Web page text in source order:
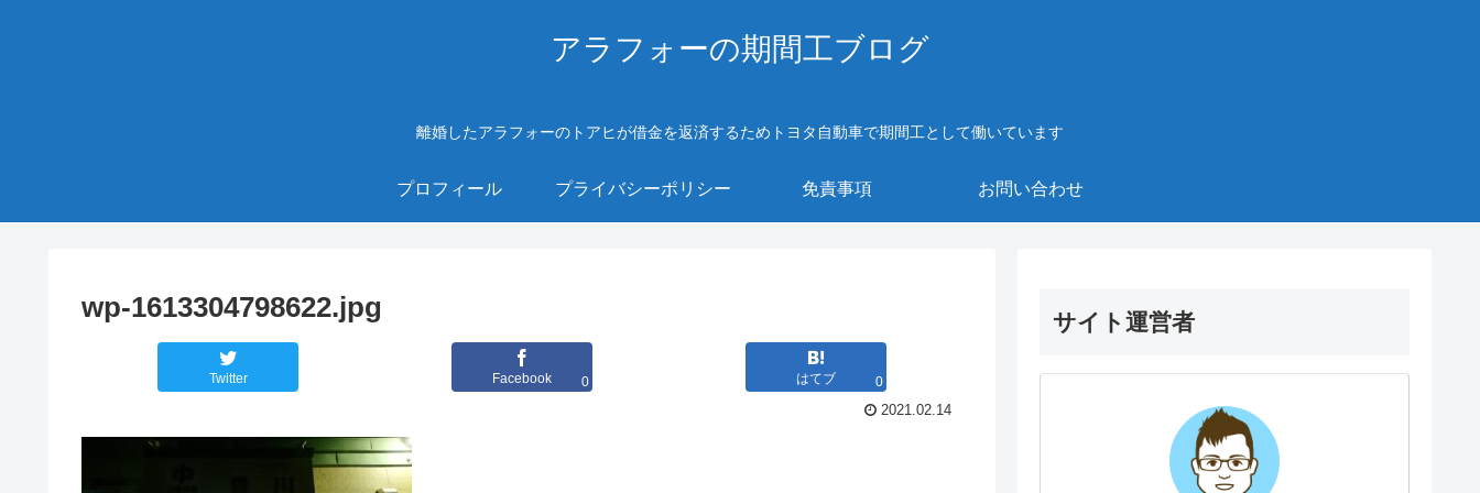
アラフォーの期間工ブログ
離婚したアラフォーのトアヒが借金を返済するためトヨタ自動車で期間工として働いています
プロフィール プライバシーポリシー 免責事項 お問い合わせ
wp-1613304798622.jpg
Twitter Facebook 0 はてブ
0
2021.02.14
サイト運営者